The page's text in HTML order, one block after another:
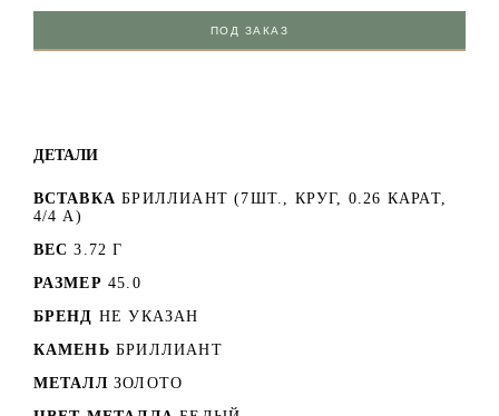
ПОД ЗАКАЗ
ДЕТАЛИ
ВСТАВКА БРИЛЛИАНТ (7ШТ., КРУГ, 0.26 КАРАТ,
4/4 А)
ВЕС 3.72 Г
РАЗМЕР 45.0
БРЕНД НЕ УКАЗАН
КАМЕНЬ БРИЛЛИАНТ
МЕТАЛЛ ЗОЛОТО